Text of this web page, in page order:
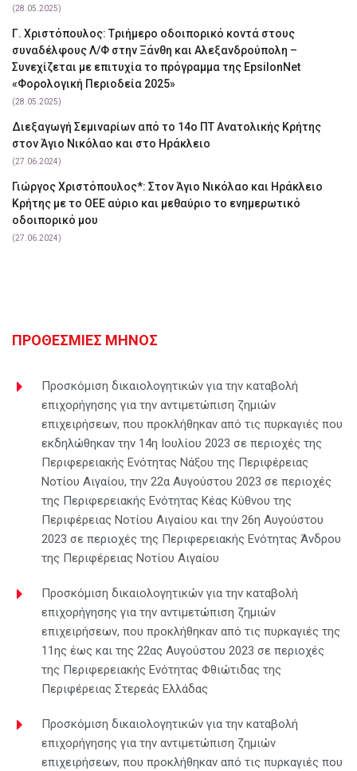
(28.05.2025)
Γ. Χριστόπουλος: Tριήμερο οδοιπορικό κοντά στους
συναδέλφους Λ/Φ στην Ξάνθη και Αλεξανδρούπολη –
Συνεχίζεται με επιτυχία το πρόγραμμα της EpsilonNet
«Φορολογική Περιοδεία 2025»
(28.05.2025)
Διεξαγωγή Σεμιναρίων από το 14ο ΠΤ Ανατολικής Κρήτης
στον Άγιο Νικόλαο και στο Ηράκλειο
(27.06.2024)
Γιώργος Χριστόπουλος*: Στον Άγιο Νικόλαο και Ηράκλειο
Κρήτης με το ΟΕΕ αύριο και μεθαύριο το ενημερωτικό
οδοιπορικό μου
(27.06.2024)
ΠΡΟΘΕΣΜΙΕΣ ΜΗΝΟΣ
Προσκόμιση δικαιολογητικών για την καταβολή
επιχορήγησης για την αντιμετώπιση ζημιών
επιχειρήσεων, που προκλήθηκαν από τις πυρκαγιές που
εκδηλώθηκαν την 14η Ιουλίου 2023 σε περιοχές της
Περιφερειακής Ενότητας Νάξου της Περιφέρειας
Νοτίου Αιγαίου, την 22α Αυγούστου 2023 σε περιοχές
της Περιφερειακής Ενότητας Κέας Κύθνου της
Περιφέρειας Νοτίου Αιγαίου και την 26η Αυγούστου
2023 σε περιοχές της Περιφερειακής Ενότητας Άνδρου
της Περιφέρειας Νοτίου Αιγαίου
Προσκόμιση δικαιολογητικών για την καταβολή
επιχορήγησης για την αντιμετώπιση ζημιών
επιχειρήσεων, που προκλήθηκαν από τις πυρκαγιές της
11ης έως και της 22ας Αυγούστου 2023 σε περιοχές
της Περιφερειακής Ενότητας Φθιώτιδας της
Περιφέρειας Στερεάς Ελλάδας
Προσκόμιση δικαιολογητικών για την καταβολή
επιχορήγησης για την αντιμετώπιση ζημιών
επιχειρήσεων, που προκλήθηκαν από τις πυρκαγιές που